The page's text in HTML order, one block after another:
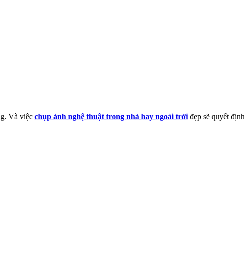
Và việc chụp ảnh nghệ thuật trong nhà hay ngoài trờiđẹp sẽ quyết định